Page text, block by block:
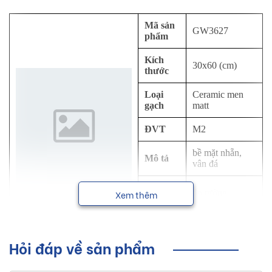
Mã sản
phẩm
GW3627
Kích
thước
30x60 (cm)
Loại
gạch
Ceramic men
matt
ĐVT M2
Mô tả
bề mặt nhẵn,
vân đá
dụng
Sơ lược về sản phẩm gạch ốp tường
Xem thêm
Hỏi đáp về sản phẩm